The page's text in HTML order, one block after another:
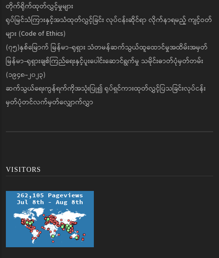
တိုက်ရိုက်ထုတ်လွှင့်မှုများ
ရုပ်မြင်သံကြားနှင့်အသံထုတ်လွှင့်ခြင်း လုပ်ငန်းဆိုင်ရာ လိုက်နာရမည့် ကျင့်ဝတ်
များ (Code of Ethics)
(၇၅)နှစ်မြောက် မြန်မာ-ရုရှား သံတမန်ဆက်သွယ်ထူထောင်မှုအထိမ်းအမှတ်
မြန်မာ-ရုရှားချစ်ကြည်ရေးနှင့်ပူးပေါင်းဆောင်ရွက်မှု သမိုင်းဓာတ်ပုံမှတ်တမ်း
(၁၉၄၈-၂၀၂၃)
ဆက်သွယ်ရေးကွန်ရက်ကိုအသုံးပြု၍ ရုပ်ရှင်ကားထုတ်လွှင့်ပြသခြင်းလုပ်ငန်း
မှတ်ပုံတင်လက်မှတ်လျှောက်လွှာ
VISITORS